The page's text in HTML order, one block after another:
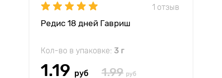
1 отзыв
Редис 18 дней Гавриш
Кол-во в упаковке: 3 г
1.19 руб 1.99 руб